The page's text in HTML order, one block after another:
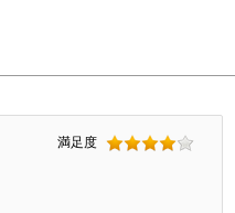
満足度